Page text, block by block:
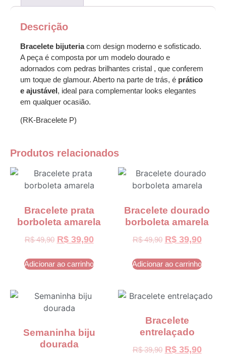
Descrição
Bracelete bijuteriacom design moderno e sofisticado.
A peça é composta por um modelo dourado e
adornados com pedras brilhantes cristal , que conferem
um toque de glamour. Aberto na parte de trás, é prático
e ajustável, ideal para complementar looks elegantes
em qualquer ocasião.
(RK-Bracelete P)
Produtos relacionados
Bracelete prata
borboleta amarela
R$49,90 R$39,90
Adicionar ao carrinho
Bracelete dourado
borboleta amarela
R$49,90 R$39,90
Adicionar ao carrinho
Semaninha biju
dourada
Bracelete
entrelaçado
R$39,90 R$35,90